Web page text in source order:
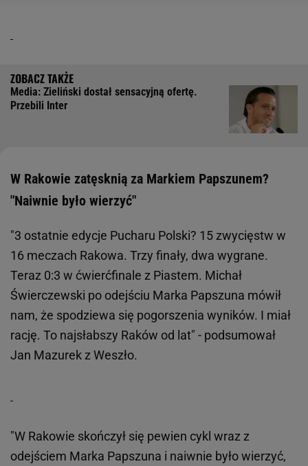
Media: Zieliński dostał sensacyjną ofertę.
Przebili Inter
W Rakowie zatęsknią za Markiem Papszunem?
"Naiwnie było wierzyć"
"3 ostatnie edycje Pucharu Polski? 15 zwycięstw w
16 meczach Rakowa. Trzy finały, dwa wygrane.
Teraz 0:3 w ćwierćfinale z Piastem. Michał
Świerczewski po odejściu Marka Papszuna mówił
nam, że spodziewa się pogorszenia wyników. I miał
rację. To najsłabszy Raków od lat" - podsumował
Jan Mazurek z Weszło.
"W Rakowie skończył się pewien cykl wraz z
odejściem Marka Papszuna i naiwnie było wierzyć,